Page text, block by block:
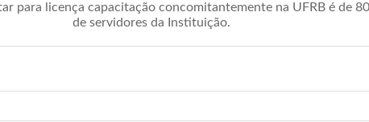
para licença capacitação concomitantemente na UFRB é de
de servidores da Instituição.